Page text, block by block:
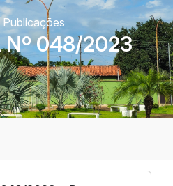
Publicações
Nº 048/2023